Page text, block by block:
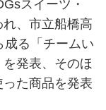
スイーツ・
、市立船橋高
成る「チームい
発表、そのほ
た商品を発表